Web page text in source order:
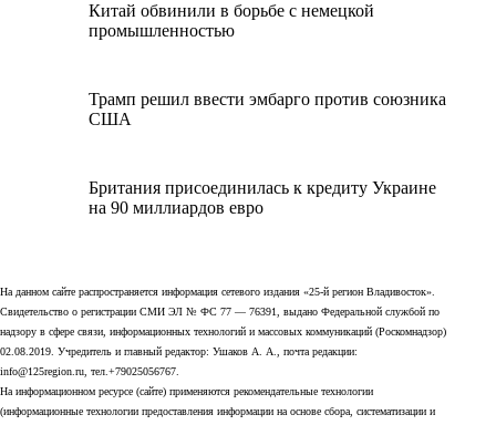
Китай обвинили в борьбе с немецкой
промышленностью
Трамп решил ввести эмбарго против союзника
США
Британия присоединилась к кредиту Украине
на 90 миллиардов евро
На данном сайте распространяется информация сетевого издания «25-й регион Владивосток».
Свидетельство о регистрации СМИ ЭЛ № ФС 77 — 76391, выдано Федеральной службой по
надзору в сфере связи, информационных технологий и массовых коммуникаций (Роскомнадзор)
02.08.2019. Учредитель и главный редактор: Ушаков А. А., почта редакции:
info@125region.ru, тел.+79025056767.
На информационном ресурсе (сайте) применяются рекомендательные технологии
(информационные технологии предоставления информации на основе сбора, систематизации и